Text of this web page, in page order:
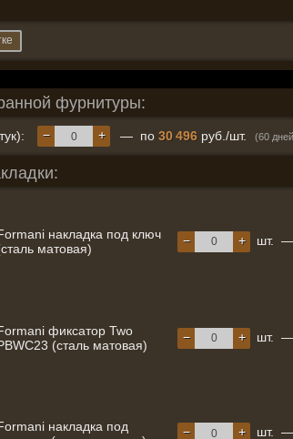
фурнитуры:
+
− — по 30 496 руб./шт. (60
накладка под ключ
матовая)
+
− шт. —
фиксатор Two
(сталь матовая)
+
− шт. —
накладка под
+
− шт. —